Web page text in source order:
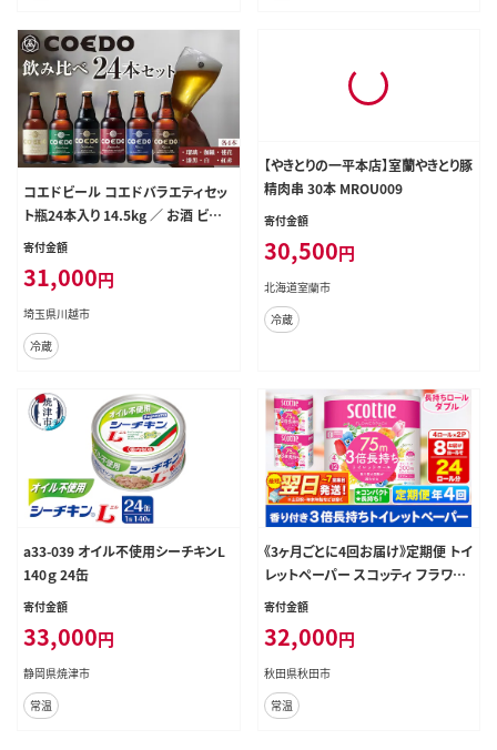
コエドビール コエドバラエティセッ
ト瓶24本入り 14.5kg ／ お酒 ビー
ル 地ビール クラフトビール 埼玉県
寄付金額
31,000円
埼玉県川越市
冷蔵
【やきとりの一平本店】室蘭やきとり豚
精肉串 30本 MROU009
寄付金額
30,500
北海道室蘭市
a33-039 オイル不使用シーチキンL
140ｇ 24缶
寄付金額
33,000円
静岡県焼津市
常温
《3ヶ月ごとに4回お届け》定期便 トイ
レットペーパー スコッティ フラワー
パック 3倍長持ち〈香り付〉4ロール
ル 最短翌日発送 [スコッティ フラワ
ーパック トイレットペーパー 日本製
紙クレシア 定期便 新生活]
寄付金額
32,000円
秋田県秋田市
常温